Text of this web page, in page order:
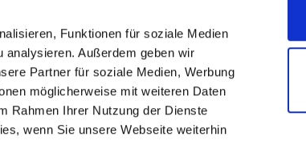
Funktionen für soziale Medien
analysieren. Außerdem geben wir
Partner für soziale Medien, Werbung
möglicherweise mit weiteren Daten
Rahmen Ihrer Nutzung der Dienste
wenn Sie unsere Webseite weiterhin
GmbH & Co. KG
von HTC© – PVC-U Rohre, Armaturen